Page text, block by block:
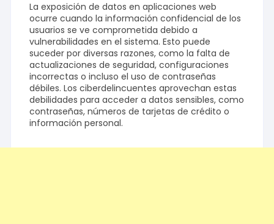
La exposición de datos en aplicaciones web
ocurre cuando la información confidencial de los
usuarios se ve comprometida debido a
vulnerabilidades en el sistema. Esto puede
suceder por diversas razones, como la falta de
actualizaciones de seguridad, configuraciones
incorrectas o incluso el uso de contraseñas
débiles. Los ciberdelincuentes aprovechan estas
debilidades para acceder a datos sensibles, como
contraseñas, números de tarjetas de crédito o
información personal.